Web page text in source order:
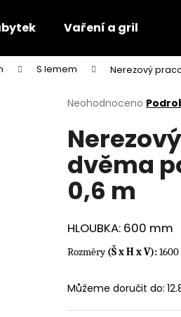
Vaření a gril
S lemem Nerezový
Průměrné
produktu
je
0,0
z
5
hvězdiček.
Neohodnoceno
dvěma
0,6 m
HLOUBKA: 600 mm
Rozměry(Š x H x V):
Můžeme doručit do:
najít?
HLEDAT